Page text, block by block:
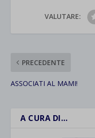
VALUTARE:
PRECEDENTE
ASSOCIATI AL MAMI!
A CURA DI…